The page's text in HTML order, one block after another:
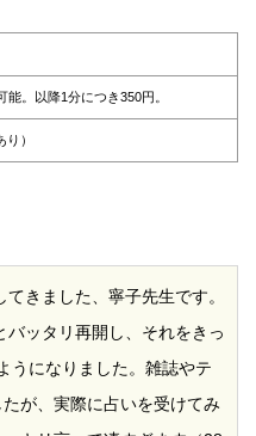
。以降1分につき350円。
）
きました、寧子先生です。
バッタリ再開し、それをきっ
うになりました。雑誌やテ
が、実際に占いを受けてみ